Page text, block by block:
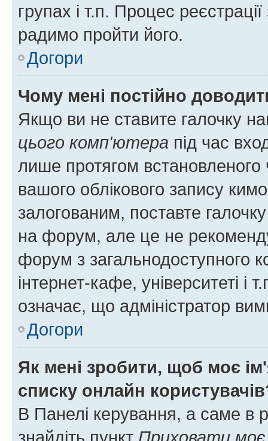
групах і т.п. Процес
радимо пройти його.
Догори
Чому мені постійно
Якщо ви не ставите галочку
цього комп'ютера під час
лише протягом встановленого
вашого облікового запису
залогованим, поставте
на форум, але це не
форум з загальнодоступного
інтернет-кафе, університеті і
означає, що адміністратор
Догори
Як мені зробити, щоб моє
списку онлайн
В Панелі керування, а саме в
знайдіть пункт Приховати моє